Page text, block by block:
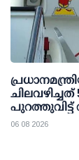
പുറത്തുവിട്ട്
06 08 2026